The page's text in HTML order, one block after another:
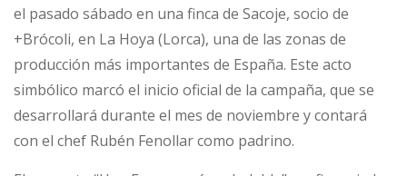
el pasado sábado en una finca de Sacoje, socio de
+Brócoli, en La Hoya (Lorca), una de las zonas de
producción más importantes de España. Este acto
simbólico marcó el inicio oficial de la campaña, que se
desarrollará durante el mes de noviembre y contará
con el chef Rubén Fenollar como padrino.